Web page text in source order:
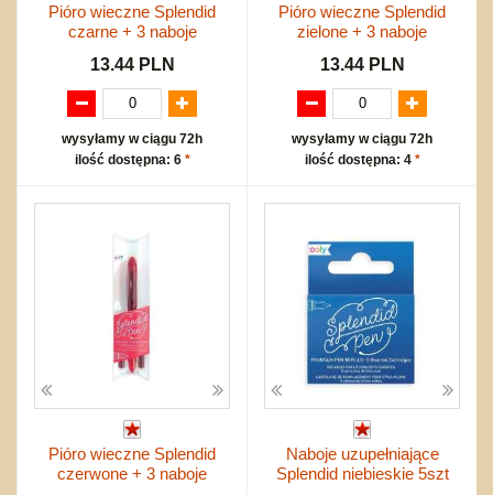
Pióro wieczne Splendid
czarne + 3 naboje
13.44 PLN
wysyłamy w ciągu 72h
ilość dostępna: 6 *
Pióro wieczne Splendid
zielone + 3 naboje
13.44 PLN
wysyłamy w ciągu 72h
ilość dostępna: 4 *
Pióro wieczne Splendid
czerwone + 3 naboje
Naboje uzupełniające
Splendid niebieskie 5szt